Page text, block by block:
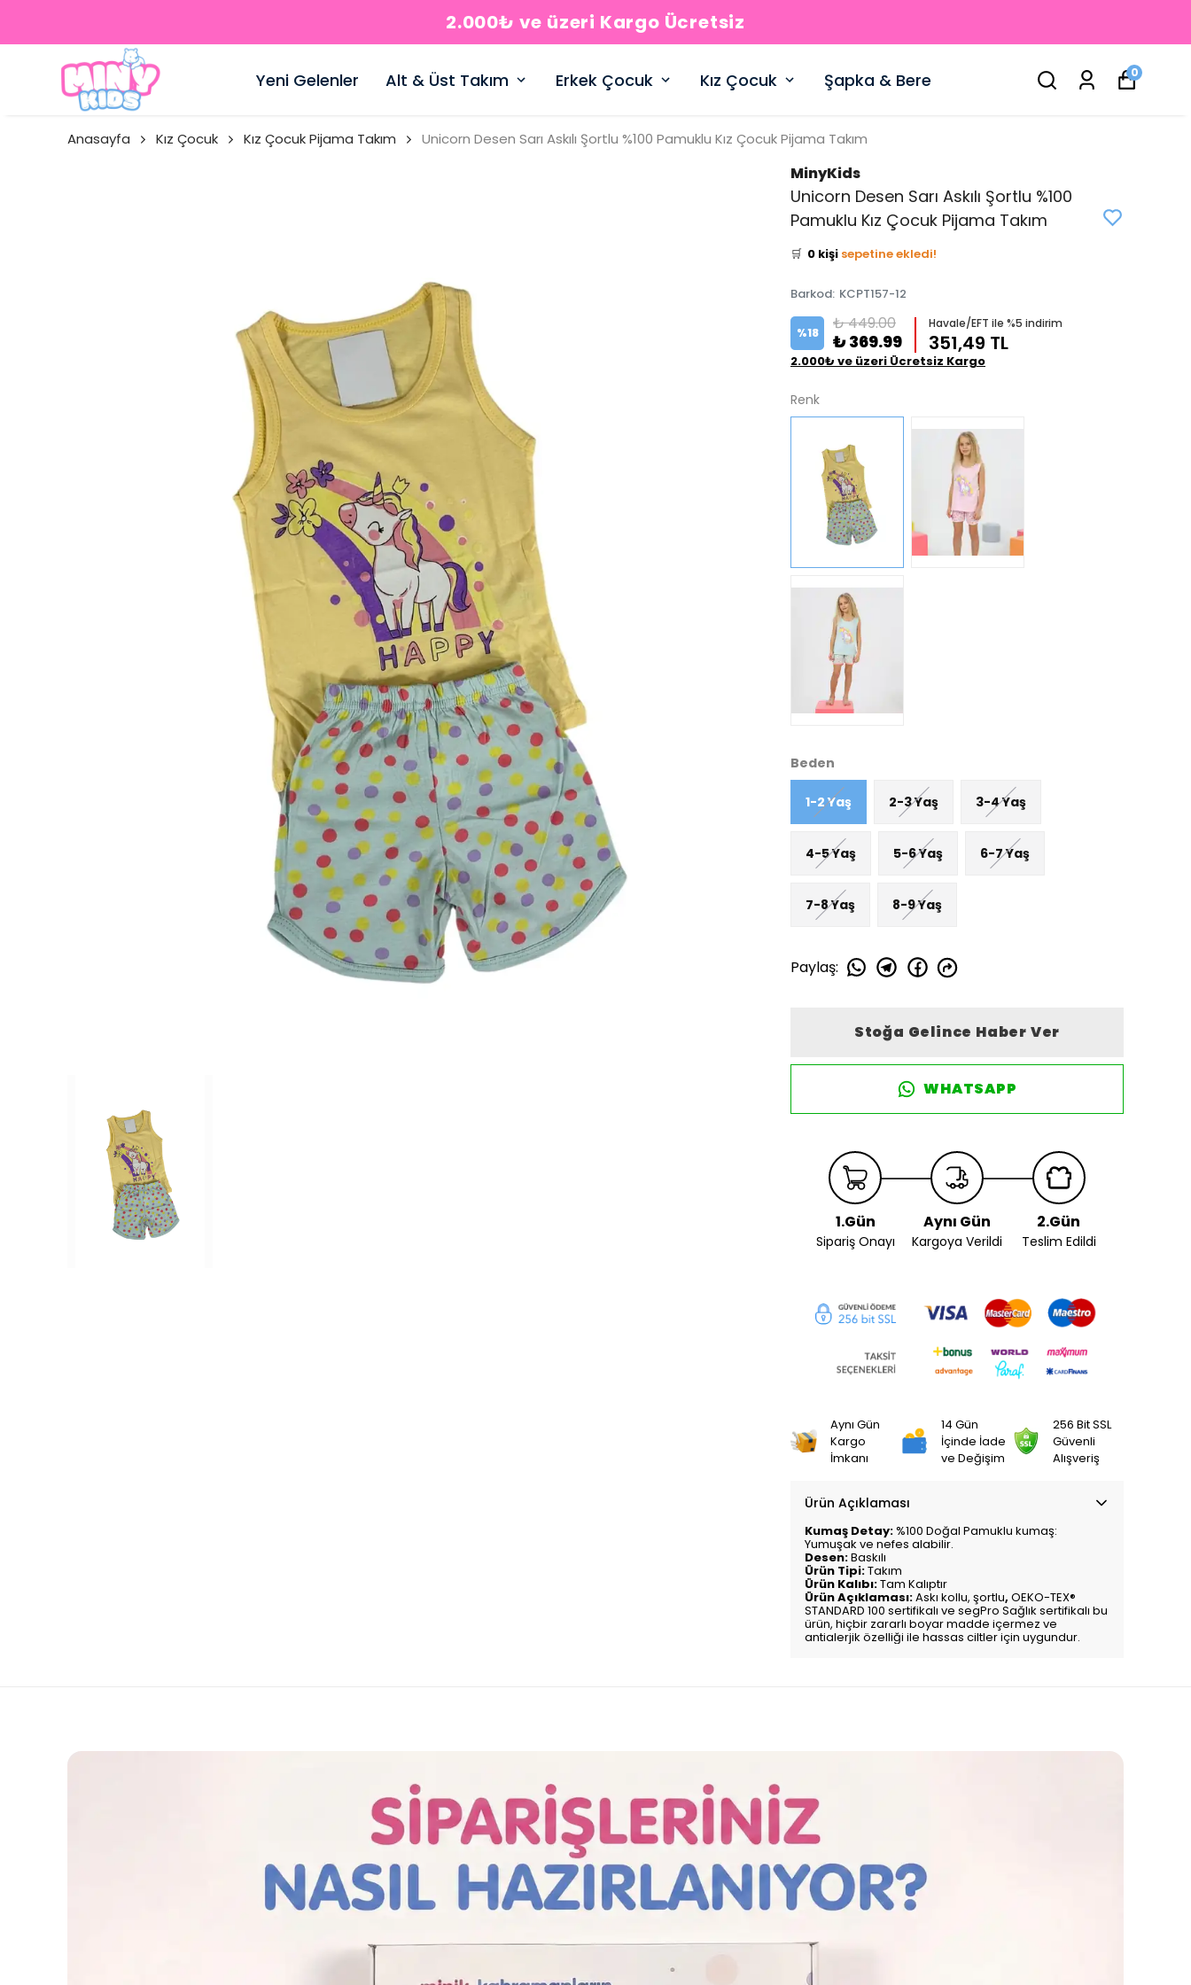
2.000₺ ve üzeri Kargo Ücretsiz
Yeni Gelenler Alt & Üst Takım Erkek Çocuk Kız Çocuk Şapka & Bere 0
Anasayfa Kız Çocuk Kız Çocuk Pijama Takım Unicorn Desen Sarı Askılı Şortlu %100 Pamuklu Kız Çocuk Pijama Takım
MinyKids
Unicorn Desen Sarı Askılı Şortlu %100
Pamuklu Kız Çocuk Pijama Takım
👀 Şu an 2 kişi
inceliyor!
favoriledi!
🛒 0 kişi sepetine ekledi!
Barkod: KCPT157-12
%18 ₺ 449.00
₺ 369.99
Havale/EFT ile %5 indirim
351,49 TL
2.000₺ ve üzeri Ücretsiz Kargo
Renk
Beden
1-2 Yaş 2-3 Yaş 3-4 Yaş
4-5 Yaş 5-6 Yaş 6-7 Yaş
7-8 Yaş 8-9 Yaş
Paylaş:
Stoğa Gelince Haber Ver
WHATSAPP
1.Gün
Sipariş Onayı
Aynı Gün
Kargoya Verildi
2.Gün
Teslim Edildi
Aynı Gün
Kargo
İmkanı
14 Gün
İçinde İade
ve Değişim
256 Bit SSL
Güvenli
Alışveriş
Ürün Açıklaması
Kumaş Detay:%100 Doğal Pamuklu kumaş:
Yumuşak ve nefes alabilir.
Desen:Baskılı
Ürün Tipi:Takım
Ürün Kalıbı:Tam Kalıptır
Ürün Açıklaması:Askı kollu, şortlu, OEKO-TEX®
STANDARD 100 sertifikalı ve segPro Sağlık sertifikalı bu
ürün, hiçbir zararlı boyar madde içermez ve
antialerjik özelliği ile hassas ciltler için uygundur.